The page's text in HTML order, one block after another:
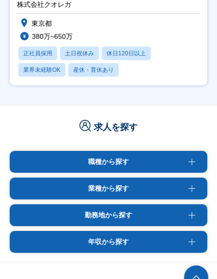
株式会社クオレガ
東京都
380万~650万
正社員採用 土日祝休み 休日120日以上
業界未経験OK 産休・育休あり
求人を探す
職種から探す
業種から探す
勤務地から探す
年収から探す